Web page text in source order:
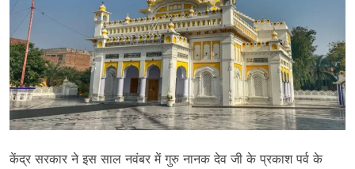
केंद्र सरकार ने इस साल नवंबर में गुरु नानक देव जी के प्रकाश पर्व के